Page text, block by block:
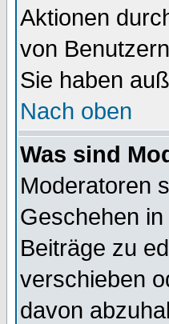
Aktionen
von
Sie haben
Nach oben
Was sind
Moderatoren
Geschehen
Beiträge zu
verschieben
davon